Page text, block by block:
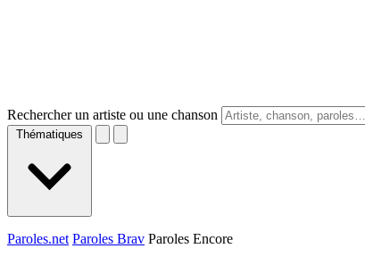
Rechercher un artiste ou une chanson
Thématiques
Paroles.net Paroles Brav Paroles Encore